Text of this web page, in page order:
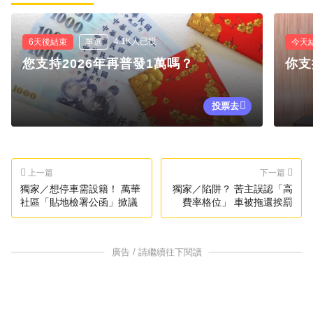
6天後結束 單選 4.1K人已投
您支持2026年再普發1萬嗎？
投票去
今天
你
上一篇
獨家／想停車需設籍！ 萬華
社區「貼地檢署公函」掀議
下一篇
獨家／陷阱？ 苦主誤認「高
費率格位」 車被拖還挨罰
廣告 / 請繼續往下閱讀